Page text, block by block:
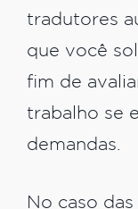
tradutores
que você
fim de
trabalho se
demandas.
No caso